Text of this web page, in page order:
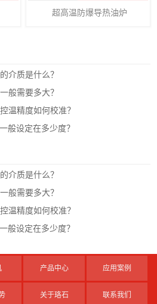
超高温防爆导热油炉
介质是什么？
般需要多大？
温精度如何校准？
般设定在多少度？
介质是什么？
般需要多大？
温精度如何校准？
般设定在多少度？
产品中心 应用案例
关于珞石 联系我们